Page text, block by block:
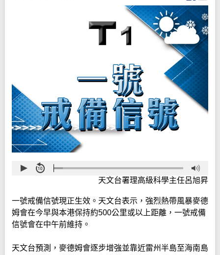
天文台署理高級科學主任呂旭昇
一號戒備信號現正生效。天文台表示，強烈熱帶風暴麥德
姆會在今早與本港保持約500公里或以上距離，一號戒備
信號會在中午前維持。
天文台預測，麥德姆會逐步增強並靠近雷州半島至海南島